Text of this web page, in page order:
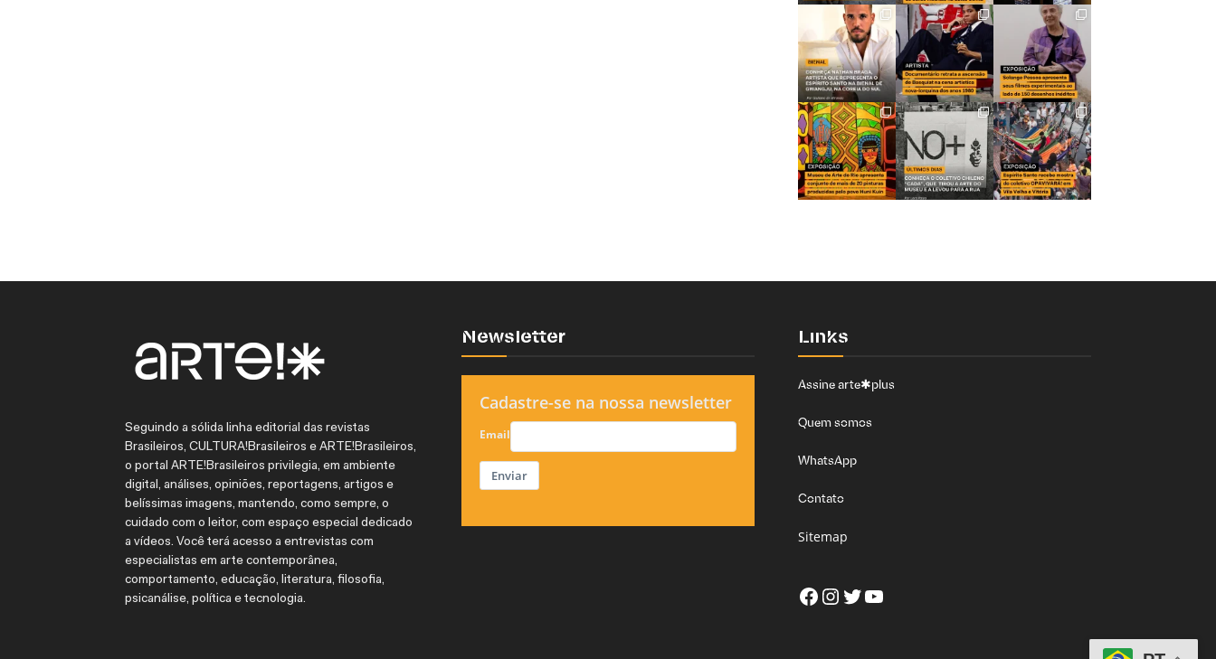
Seguindo a sólida linha editorial das revistas
Brasileiros, CULTURA!Brasileiros e ARTE!Brasileiros,
o portal ARTE!Brasileiros privilegia, em ambiente
digital, análises, opiniões, reportagens, artigos e
belíssimas imagens, mantendo, como sempre, o
cuidado com o leitor, com espaço especial dedicado
a vídeos. Você terá acesso a entrevistas com
especialistas em arte contemporânea,
comportamento, educação, literatura, filosofia,
psicanálise, política e tecnologia.
Newsletter
Cadastre-se na nossa newsletter
Email
Enviar
Links
Assine arte✱plus
Quem somos
WhatsApp
Contato
Sitemap
Facebook
Instagram
Twitter
Youtube